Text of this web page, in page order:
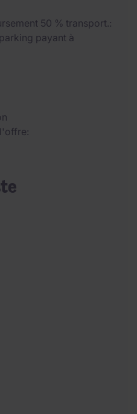
50 % transport.:
payant à